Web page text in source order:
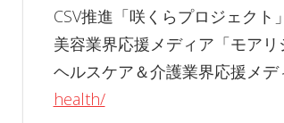
CSV推進「咲くらプロジェクト
美容業界応援メディア「モア
ヘルスケア＆介護業界応援メ
health/